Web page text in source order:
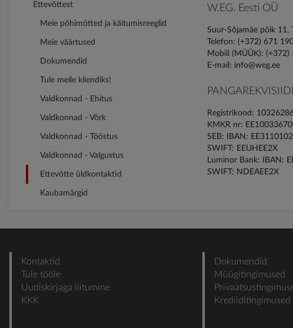
W.EG. Eesti OÜ
Suur-Sõjamäe põik 11,
Telefon: (+372) 671
Mobiil (MÜÜK): (+372)
E-mail: info@weg.ee
Registrikood:
KMKR nr:
SEB: IBAN:
SWIFT: EEUHEE2X
Luminor Bank: IBAN:
SWIFT: NDEAEE2X
Ettevõttest
Meie põhimõtted ja käitumisreeglid
Meie väärtused
Dokumendid
Tule meile kliendiks!
Valdkonnad - Ehitus
Valdkonnad - Võrk
Valdkonnad - Tööstus
Valdkonnad - Valgustus
Ettevõtte üldkontaktid
Kaubamärgid
Kontaktid
Tule tööle
Uudiskirjaga liitumine
KKK
Dokumendid
Müügitingimused
Krediiditingimused